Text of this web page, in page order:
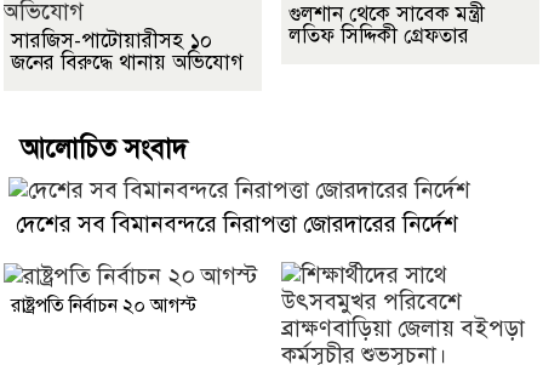
সারজিস-পাটোয়ারীসহ ১০
জনের বিরুদ্ধে থানায় অভিযোগ
গুলশান থেকে সাবেক মন্ত্রী
লতিফ সিদ্দিকী গ্রেফতার
আলোচিত সংবাদ
দেশের সব বিমানবন্দরে নিরাপত্তা জোরদারের নির্দেশ
রাষ্ট্রপতি নির্বাচন ২০ আগস্ট